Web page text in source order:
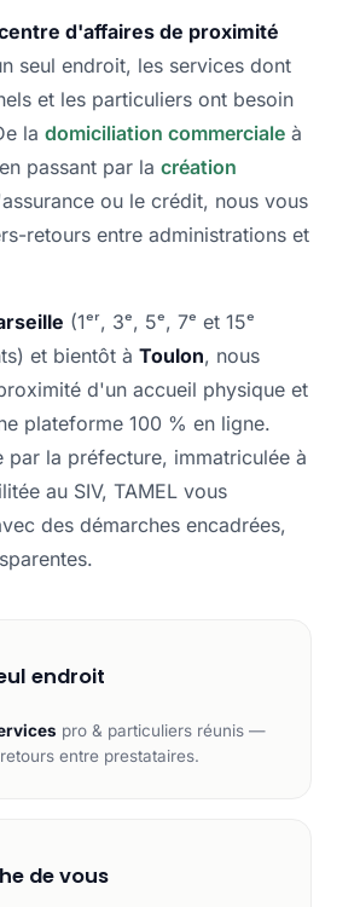
d'affaires de proximité
seul endroit, les services dont
et les particuliers ont besoin
la domiciliation commerciale à
passant par la création
ou le crédit, nous vous
retours entre administrations et
(1ᵉʳ, 3ᵉ, 5ᵉ, 7ᵉ et 15ᵉ
et bientôt à Toulon, nous
d'un accueil physique et
plateforme 100 % en ligne.
par la préfecture, immatriculée à
au SIV, TAMEL vous
des démarches encadrées,
endroit
pro & particuliers réunis —
entre prestataires.
de vous